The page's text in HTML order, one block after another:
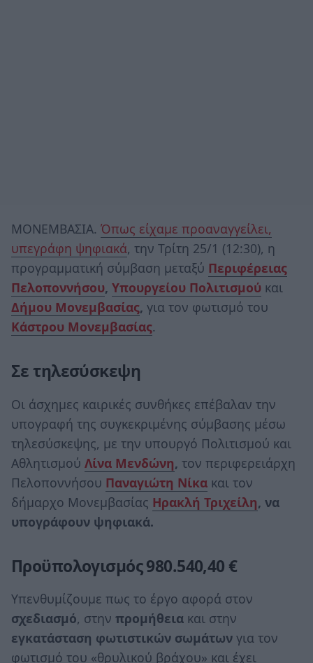
ΜΟΝΕΜΒΑΣΙΑ. Όπως είχαμε προαναγγείλει,
υπεγράφη ψηφιακά, την Τρίτη 25/1 (12:30), η
προγραμματική σύμβαση μεταξύ Περιφέρειας
Πελοποννήσου, Υπουργείου Πολιτισμού και
Δήμου Μονεμβασίας, για τον φωτισμό του
Κάστρου Μονεμβασίας.
Σε τηλεσύσκεψη
Οι άσχημες καιρικές συνθήκες επέβαλαν την
υπογραφή της συγκεκριμένης σύμβασης μέσω
τηλεσύσκεψης, με την υπουργό Πολιτισμού και
Αθλητισμού Λίνα Μενδώνη, τον περιφερειάρχη
Πελοποννήσου Παναγιώτη Νίκα και τον
δήμαρχο Μονεμβασίας Ηρακλή Τριχείλη, να
υπογράφουν ψηφιακά.
Προϋπολογισμός 980.540,40 €
Υπενθυμίζουμε πως το έργο αφορά στον
σχεδιασμό, στην προμήθεια και στην
εγκατάσταση φωτιστικών σωμάτων για τον
φωτισμό του «θρυλικού βράχου» και έχει